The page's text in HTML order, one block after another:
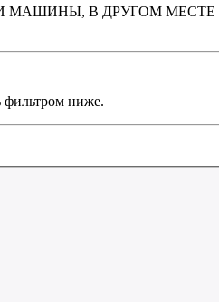
МАШИНЫ, В ДРУГОМ
фильтром ниже.